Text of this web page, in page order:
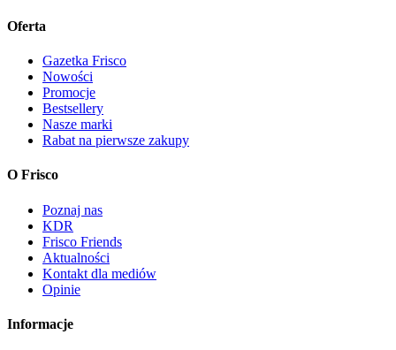
Oferta
Gazetka Frisco
Nowości
Promocje
Bestsellery
Nasze marki
Rabat na pierwsze zakupy
O Frisco
Poznaj nas
KDR
Frisco Friends
Aktualności
Kontakt dla mediów
Opinie
Informacje